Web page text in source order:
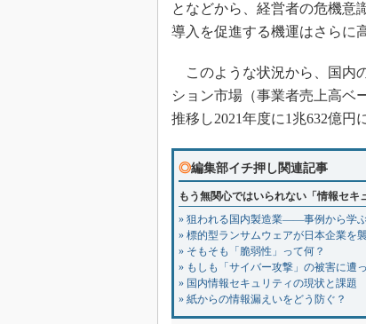
となどから、経営者の危機意
導入を促進する機運はさらに
このような状況から、国内
ション市場（事業者売上高ベ
推移し2021年度に1兆632億円
◎編集部イチ押し関連記事
もう無関心ではいられない「情報セキ
» 狙われる国内製造業――事例から学ぶ
» 標的型ランサムウェアが日本企業
» そもそも「脆弱性」って何？
» もしも「サイバー攻撃」の被害に遭
» 国内情報セキュリティの現状と課題
» 紙からの情報漏えいをどう防ぐ？